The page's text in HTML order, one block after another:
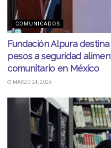
COMUNICADOS
Fundación Alpura
pesos a seguridad
comunitario en México
MARZO 24, 2026